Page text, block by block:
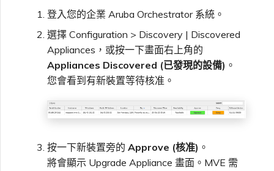
登入您的企業 Aruba Orchestrator 系統。
選擇 Configuration > Discovery | Discovered
Appliances，或按一下畫面右上角的
Appliances Discovered (已發現的設備) 。
您會看到有新裝置等待核准。
按一下新裝置旁的 Approve (核准) 。
將會顯示 Upgrade Appliance 畫面。MVE 需